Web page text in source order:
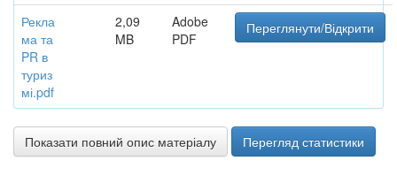
Рекла
ма та
PR в
туриз
мі.pdf
2,09
MB
Adobe
PDF
Переглянути/Відкрити
Показати повний опис матеріалу Перегляд статистики